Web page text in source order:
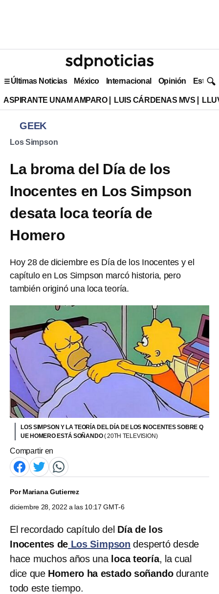
Últimas Noticias México Internacional Opinión Estilo
ASPIRANTE UNAM AMPARO LUIS CÁRDENAS MVS
GEEK
Los Simpson
La broma del Día de los
Inocentes en Los Simpson
desata loca teoría de
Homero
Hoy 28 de diciembre es Día de los Inocentes y el
capítulo en Los Simpson marcó historia, pero
también originó una loca teoría.
LOS SIMPSON Y LA TEORÍA DEL DÍA DE LOS INOCENTES SOBRE Q
UE HOMERO ESTÁ SOÑANDO( 20TH TELEVISION)
Compartir en
PorMariana Gutierrez
diciembre 28, 2022 a las 10:17 GMT-6
El recordado capítulo del Día de los
Inocentes de Los Simpson despertó desde
hace muchos años una loca teoría, la cual
dice que Homero ha estado soñandodurante
todo este tiempo.